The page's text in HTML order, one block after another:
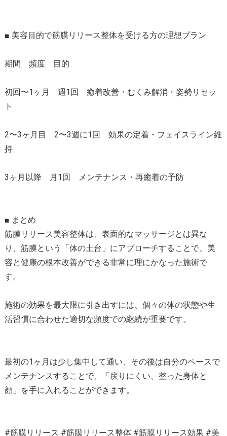
■ 美容目的で筋膜リリース整体を受ける方の理想プラン
期間 頻度 目的
初回〜1ヶ月 週1回 癒着改善・むくみ解消・姿勢リセッ
ト
2〜3ヶ月目 2〜3週に1回 効果の定着・フェイスライン維
持
3ヶ月以降 月1回 メンテナンス・再癒着の予防
■ まとめ
筋膜リリース美容整体は、表面的なマッサージとは異な
り、筋膜という「体の土台」にアプローチすることで、美
容と健康の根本改善ができる非常に理にかなった施術で
す。
施術の効果を最大限に引き出すには、個々の体の状態や生
活習慣に合わせた適切な頻度での継続が重要です。
最初の1ヶ月は少し集中して通い、その後は自分のペースで
メンテナンスすることで、「戻りにくい、整った身体と
顔」を手に入れることができます。
#筋膜リリース #筋膜リリース整体 #筋膜リリース効果 #美